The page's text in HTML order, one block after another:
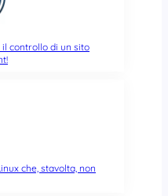
il controllo di un sito
che, stavolta, non